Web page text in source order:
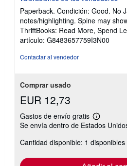
de
5
estrellas
Paperback. Condición: Good. No
notes/highlighting. Spine may
ThriftBooks: Read More, Spend
artículo: G8483657759I3N00
Contactar al vendedor
Comprar usado
EUR 12,73
Gastos de envío gratis
Más
las
tarifas
envío
Se envía dentro de Estados
Cantidad disponible: 1 disponibles